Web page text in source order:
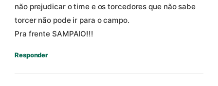
não prejudicar o time e os torcedores que não sabe
torcer não pode ir para o campo.
Pra frente SAMPAIO!!!
Responder